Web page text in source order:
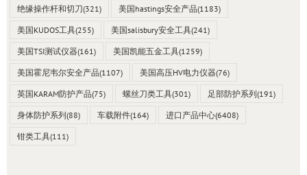
绝缘操作杆和切刀(321) 美国hastings安全产品(1183)
美国KUDOS工具(255) 美国salisbury安全工具(241)
美国TSI测试仪器(161) 美国凯能五金工具(1259)
美国霍尼韦尔安全产品(1107) 美国高压HV电力仪器(76)
英国KARAM防护产品(75) 螺丝刀类工具(301) 足部防护系列(191)
身体防护系列(88) 车载附件(164) 进口产品中心(6408)
钳类工具(111)